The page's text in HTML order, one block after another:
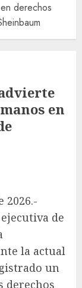
derechos
en
2026.-
de
la actual
un
derechos